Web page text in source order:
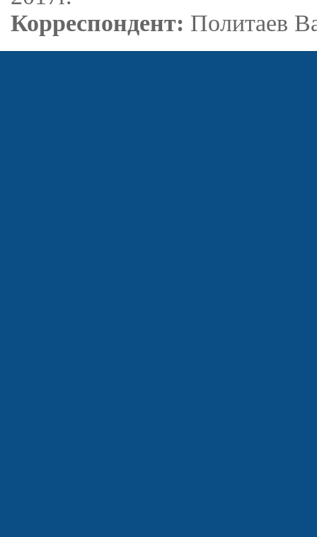
Корреспондент: Политаев